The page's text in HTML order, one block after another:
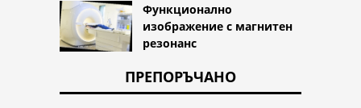
Функционално
изображение с магнитен
резонанс
ПРЕПОРЪЧАНО